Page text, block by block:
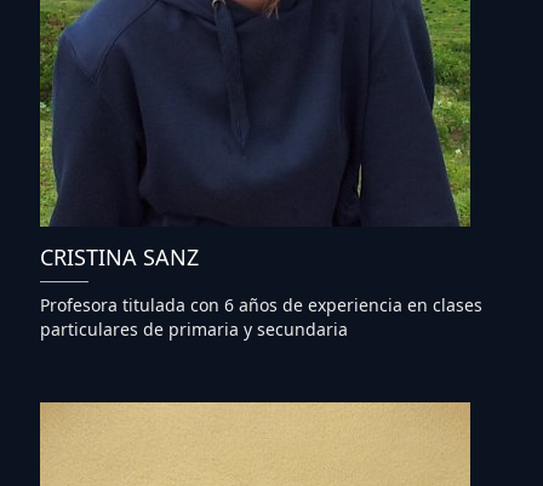
CRISTINA SANZ
Profesora titulada con 6 años de experiencia en clases
particulares de primaria y secundaria